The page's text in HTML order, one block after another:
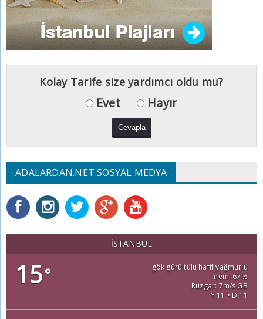
Kolay Tarife size yardımcı oldu mu?
Evet Hayır
ADALARDAN.NET SOSYAL MEDYA
İSTANBUL
15°
gök gürültülü hafif yağmurlu
nem: 67%
Rüzgar: 7m/s GB
Y 11 • D 11